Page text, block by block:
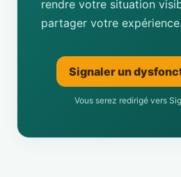
rendre votre situation
partager votre expérience.
Signaler un
Vous serez redirigé vers